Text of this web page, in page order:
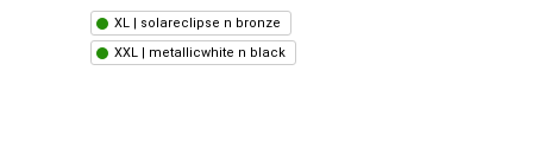
XL | solareclipse n bronze
XXL | metallicwhite n black